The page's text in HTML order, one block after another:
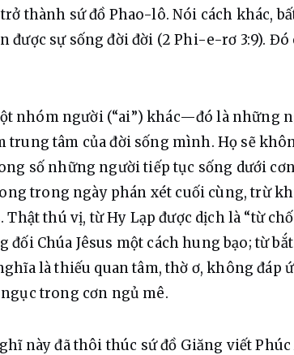
thành sứ đồ Phao-lô. Nói cách khác,
được sự sống đời đời (2 Phi-e-rơ 3:9).
nhóm người (“ai”) khác—đó là những
trung tâm của đời sống mình. Họ sẽ
số những người tiếp tục sống dưới
trong ngày phán xét cuối cùng, trừ
Thật thú vị, từ Hy Lạp được dịch là “từ
đối Chúa Jêsus một cách hung bạo; từ
là thiếu quan tâm, thờ ơ, không đáp
trong cơn ngủ mê.
này đã thôi thúc sứ đồ Giăng viết